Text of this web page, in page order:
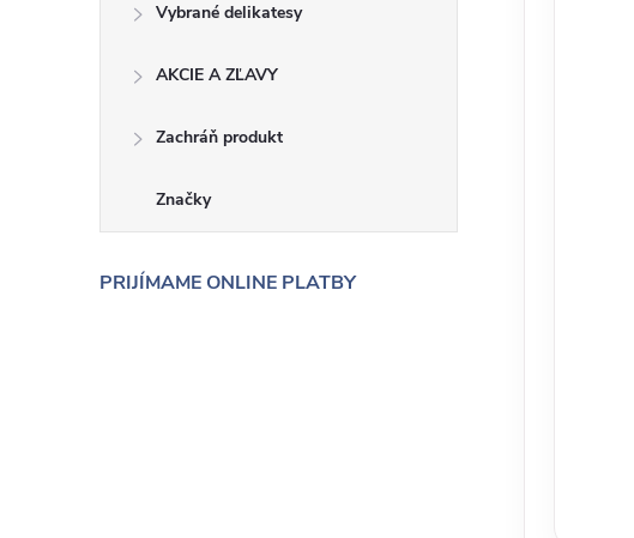
Vybrané delikatesy
AKCIE A ZĽAVY
Zachráň produkt
Značky
PRIJÍMAME ONLINE PLATBY